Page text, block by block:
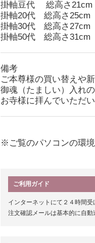
掛軸豆代 総高さ
掛軸20代 総高さ25cm
掛軸30代 総高さ27cm
掛軸50代 総高さ31cm
備考
ご本尊様の買い替えや
御魂（たましい）入れ
お寺様に拝んでいただ
※ご覧のパソコンの環
ご利用ガイド
インターネットにて２４時間
注文確認メールは基本的に自